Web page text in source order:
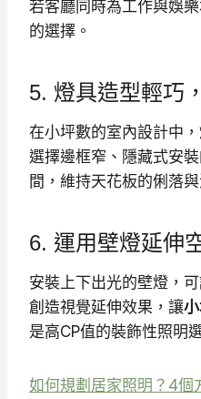
若客廳同時為工作與娛
的選擇。
5. 燈具造型輕巧
在小坪數的室內設計中
選擇邊框窄、隱藏式安
間，維持天花板的俐落與
6. 運用壁燈延伸
安裝上下出光的壁燈，
創造視覺延伸效果，讓
是高CP值的裝飾性照明
如何規劃居家照明？4個